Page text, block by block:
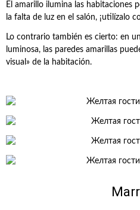
El amarillo ilumina las habitaciones
la falta de luz en el salón, ¡utilízalo
Lo contrario también es cierto: en
luminosa, las paredes amarillas
visual» de la habitación.